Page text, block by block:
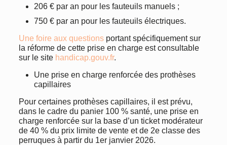
206 € par an pour les fauteuils manuels ;
750 € par an pour les fauteuils électriques.
Une foire aux questionsportant spécifiquement sur
la réforme de cette prise en charge est consultable
sur le site handicap.gouv.fr.
Une prise en charge renforcée des prothèses
capillaires
Pour certaines prothèses capillaires, il est prévu,
dans le cadre du panier 100 % santé, une prise en
charge renforcée sur la base d’un ticket modérateur
de 40 % du prix limite de vente et de 2e classe des
perruques à partir du 1er janvier 2026.